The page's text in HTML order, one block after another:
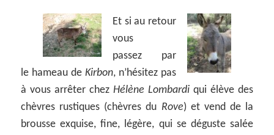
Et si au retour
vous
passez par
le hameau de Kirbon, n’hésitez pas
à vous arrêter chez Hélène Lombardiqui élève des
chèvres rustiques (chèvres du Rove) et vend de la
brousse exquise, fine, légère, qui se déguste salée